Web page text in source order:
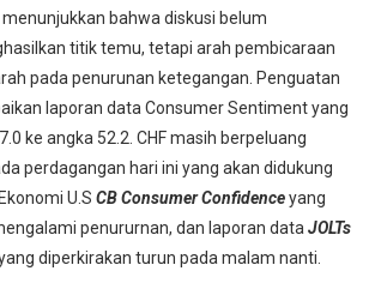
bahwa diskusi belum
titik temu, tetapi arah pembicaraan
pada penurunan ketegangan. Penguatan
laporan data Consumer Sentiment yang
ke angka 52.2. CHF masih berpeluang
perdagangan hari ini yang akan didukung
U.S CB Consumer Confidenceyang
penururnan, dan laporan data JOLTs
diperkirakan turun pada malam nanti.